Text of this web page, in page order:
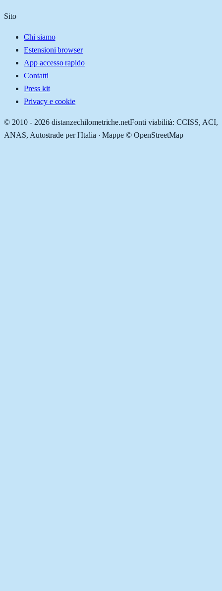
Sito
Chi siamo
Estensioni browser
App accesso rapido
Contatti
Press kit
Privacy e cookie
© 2010 - 2026 distanzechilometriche.netFonti viabilità: CCISS, ACI,
ANAS, Autostrade per l'Italia · Mappe © OpenStreetMap